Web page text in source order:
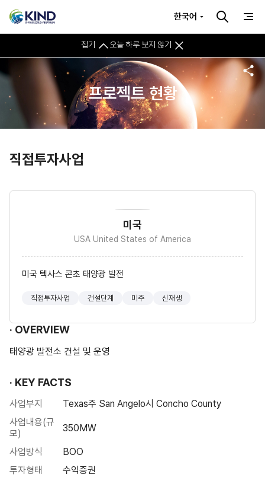
접기 오늘 하루 보지 않기
한국어
프로젝트 현황
직접투자사업
미국
USA United States of America
미국 텍사스 콘초 태양광 발전
직접투자사업 건설단계 미주 신재생
OVERVIEW
태양광 발전소 건설 및 운영
KEY FACTS
사업부지
Texas주 San Angelo시 Concho County
사업내용(규
모)
350MW
사업방식
BOO
투자형태
수익증권